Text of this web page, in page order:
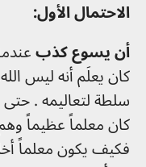
الاحتمال الأول:
أن يسوع كذب
كان يعلَم أنه ليس
سلطة لتعاليمه . حتى
كان معلماً عظيماً
فكيف يكون معلماً